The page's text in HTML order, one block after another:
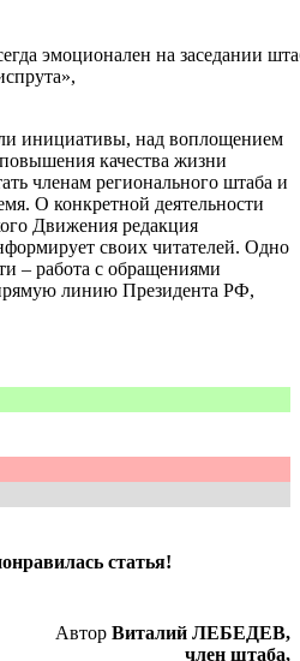
эмоционален на заседании
инициативы, над воплощением
качества жизни
членам регионального штаба и
О конкретной деятельности
Движения редакция
своих читателей. Одно
– работа с обращениями
линию Президента РФ,
статья!
Автор Виталий ЛЕБЕДЕВ,
член штаба,